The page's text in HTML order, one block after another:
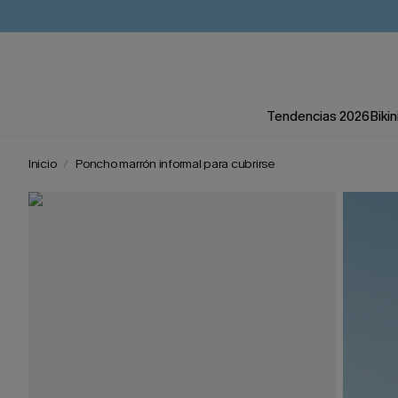
Tendencias 2026
Inicio Poncho marrón informal para cubrirse